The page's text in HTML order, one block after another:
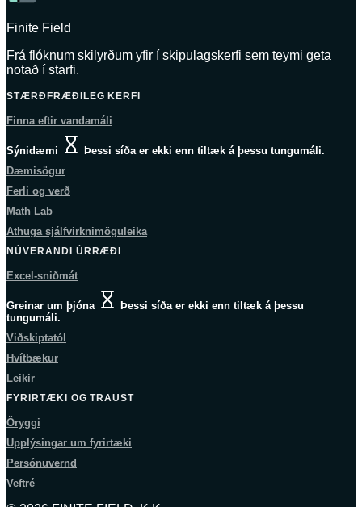
Finite Field
Frá flóknum skilyrðum yfir í skipulagskerfi sem teymi geta
notað í starfi.
STÆRÐFRÆÐILEG KERFI
Finna eftir vandamáli
Sýnidæmi
Þessi síða er ekki enn tiltæk á þessu tungumáli.
Dæmisögur
Ferli og verð
Math Lab
Athuga sjálfvirknimöguleika
NÚVERANDI ÚRRÆÐI
Excel-sniðmát
Greinar um þjóna
Þessi síða er ekki enn tiltæk á þessu
tungumáli.
Viðskiptatól
Hvítbækur
Leikir
FYRIRTÆKI OG TRAUST
Öryggi
Upplýsingar um fyrirtæki
Persónuvernd
Veftré